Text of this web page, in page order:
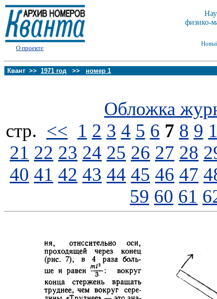
О проекте
физико-
Квант >> 1971 год >> номер 1
Обложка
стp. << 1 2 3 4 5 6 7 8 9
21 22 23 24 25 26 27 28
40 41 42 43 44 45 46 47
59 60 61